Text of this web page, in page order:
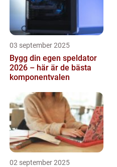
03 september 2025
Bygg din egen speldator
2026 – här är de bästa
komponentvalen
02 september 2025